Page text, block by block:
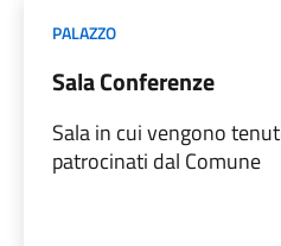
PALAZZO
Sala Conferenze
Sala in cui vengono
patrocinati dal Comune